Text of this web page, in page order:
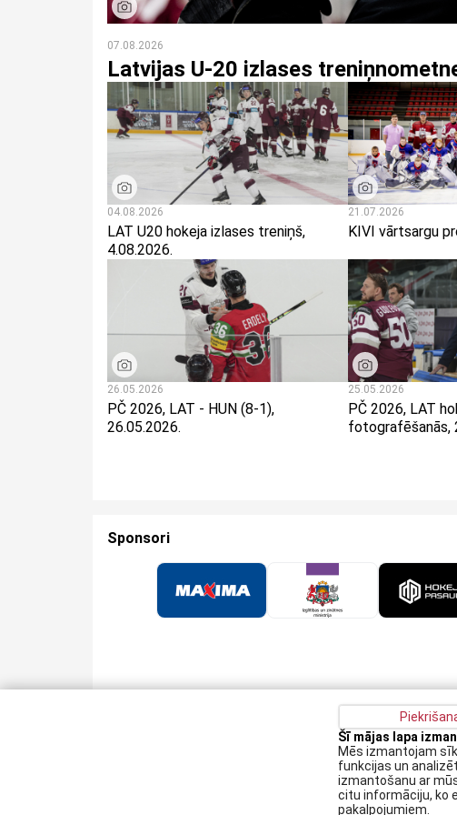
07.08.2026
Latvijas U-20 izlases
04.08.2026
LAT U20 hokeja izlases treniņš,
4.08.2026.
21.07.2026
KIVI vārtsargu
26.05.2026
PČ 2026, LAT - HUN (8-1),
26.05.2026.
25.05.2026
PČ 2026, LAT
fotografēšanās,
Sponsori
Sīkdatņu politikaŠī mājas lapa
Mēs izmantojam
funkcijas un
izmantošanu ar
citu informāciju, ko
pakalpojumiem.